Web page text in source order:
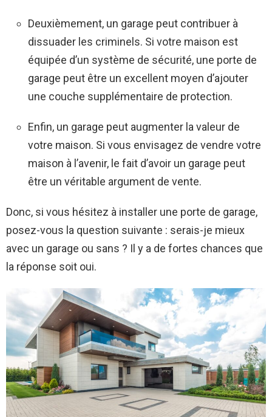
Deuxièmement, un garage peut contribuer à
dissuader les criminels. Si votre maison est
équipée d’un système de sécurité, une porte de
garage peut être un excellent moyen d’ajouter
une couche supplémentaire de protection.
Enfin, un garage peut augmenter la valeur de
votre maison. Si vous envisagez de vendre votre
maison à l’avenir, le fait d’avoir un garage peut
être un véritable argument de vente.
Donc, si vous hésitez à installer une porte de garage,
posez-vous la question suivante : serais-je mieux
avec un garage ou sans ? Il y a de fortes chances que
la réponse soit oui.